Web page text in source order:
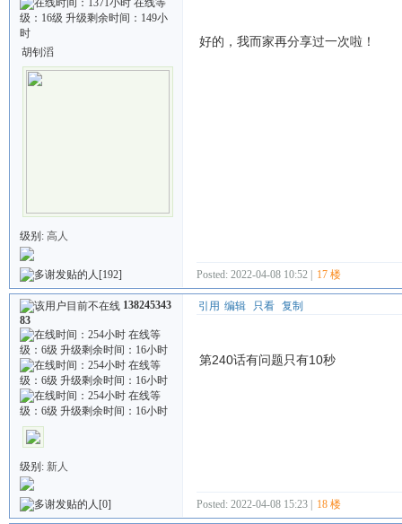
胡钊滔
级别: 高人
[192]
好的，我而家再分享过一次啦！
Posted: 2022-04-08 10:52 | 17 楼
138245343
83
级别: 新人
[0]
引用 编辑 只看 复制
第240话有问题只有10秒
Posted: 2022-04-08 15:23 | 18 楼